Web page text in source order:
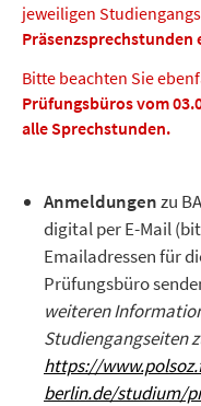
jeweiligen
Präsenzsprechstunden
Bitte beachten Sie
Prüfungsbüros vom
alle Sprechstunden.
Anmeldungenzu
digital per E-Mail
Emailadressen für
Prüfungsbüro
weiteren
Studiengangseiten
https://
berlin.de/studium/